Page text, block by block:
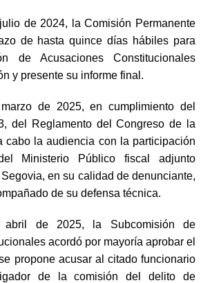
de 2024, la Comisión Permanente
de hasta quince días hábiles para
de Acusaciones Constitucionales
y presente su informe final.
de 2025, en cumplimiento del
del Reglamento del Congreso de la
cabo la audiencia con la participación
Ministerio Público fiscal adjunto
en su calidad de denunciante,
de su defensa técnica.
de 2025, la Subcomisión de
acordó por mayoría aprobar el
propone acusar al citado funcionario
de la comisión del delito de